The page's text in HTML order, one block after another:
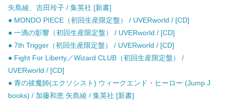
矢島綾、吉田玲子 / 集英社 [新書]
● MONDO PIECE（初回生産限定盤） / UVERworld / [CD]
● 一滴の影響（初回生産限定盤） / UVERworld / [CD]
● 7th Trigger（初回生産限定盤） / UVERworld / [CD]
● Fight For Liberty／Wizard CLUB（初回生産限定盤） /
UVERworld / [CD]
● 青の祓魔師(エクソシスト) ウィークエンド・ヒーロー (Jump J
books) / 加藤和恵 矢島綾 / 集英社 [新書]